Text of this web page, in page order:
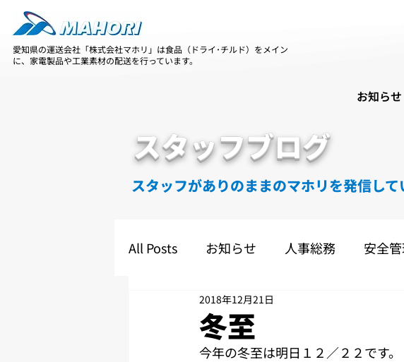
愛知県の運送会社「株式会社マホリ」は食品（ドライ･チルド）をメイン
に、家電製品や工業素材の配送を行っています。
お知らせ
スタッフブログ
スタッフがありのままのマホリを発信して
All Posts お知らせ 人事総務 安全
冬至
2018年12月21日
今年の冬至は明日１２／２２です。